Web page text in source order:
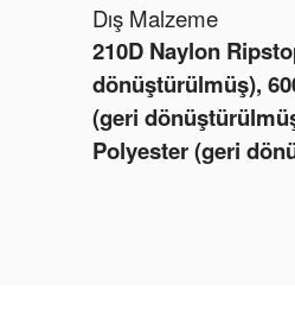
Dış Malzeme
210D Naylon
dönüştürülmüş),
(geri
Polyester (geri